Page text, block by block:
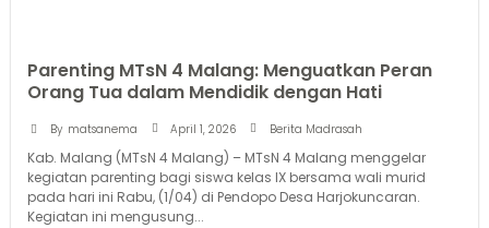
Parenting MTsN 4 Malang: Menguatkan Peran
Orang Tua dalam Mendidik dengan Hati
By matsanema April 1, 2026 Berita Madrasah
Kab. Malang (MTsN 4 Malang) – MTsN 4 Malang menggelar
kegiatan parenting bagi siswa kelas IX bersama wali murid
pada hari ini Rabu, (1/04) di Pendopo Desa Harjokuncaran.
Kegiatan ini mengusung...